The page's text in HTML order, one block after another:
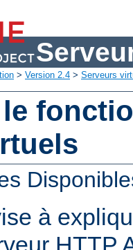
> Version 2.4 > Serveurs
à
HTTP